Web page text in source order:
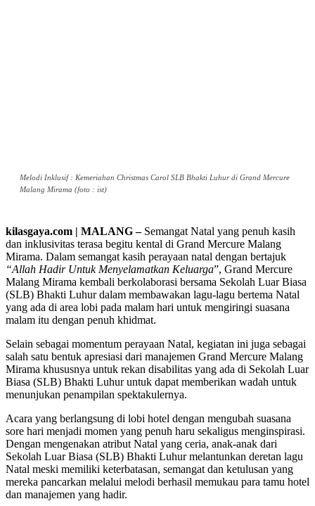
Melodi Inklusif : Kemeriahan Christmas Carol SLB Bhakti Luhur di Grand Mercure
Malang Mirama (foto : ist)
kilasgaya.com | MALANG – Semangat Natal yang penuh kasih
dan inklusivitas terasa begitu kental di Grand Mercure Malang
Mirama. Dalam semangat kasih perayaan natal dengan bertajuk
“Allah Hadir Untuk Menyelamatkan Keluarga”, Grand Mercure
Malang Mirama kembali berkolaborasi bersama Sekolah Luar Biasa
(SLB) Bhakti Luhur dalam membawakan lagu-lagu bertema Natal
yang ada di area lobi pada malam hari untuk mengiringi suasana
malam itu dengan penuh khidmat.
Selain sebagai momentum perayaan Natal, kegiatan ini juga sebagai
salah satu bentuk apresiasi dari manajemen Grand Mercure Malang
Mirama khususnya untuk rekan disabilitas yang ada di Sekolah Luar
Biasa (SLB) Bhakti Luhur untuk dapat memberikan wadah untuk
menunjukan penampilan spektakulernya.
Acara yang berlangsung di lobi hotel dengan mengubah suasana
sore hari menjadi momen yang penuh haru sekaligus menginspirasi.
Dengan mengenakan atribut Natal yang ceria, anak-anak dari
Sekolah Luar Biasa (SLB) Bhakti Luhur melantunkan deretan lagu
Natal meski memiliki keterbatasan, semangat dan ketulusan yang
mereka pancarkan melalui melodi berhasil memukau para tamu hotel
dan manajemen yang hadir.